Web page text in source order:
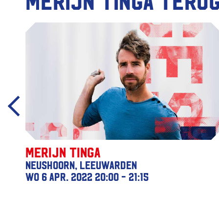
Merijn Tinga
Neushoorn, Leeuwarden
wo 6 apr. 2022 20:00 - 21:15